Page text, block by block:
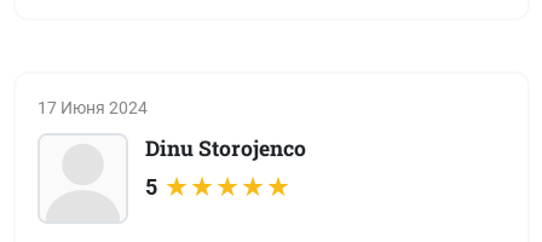
Dinu Storojenco
5
17 Июня 2024